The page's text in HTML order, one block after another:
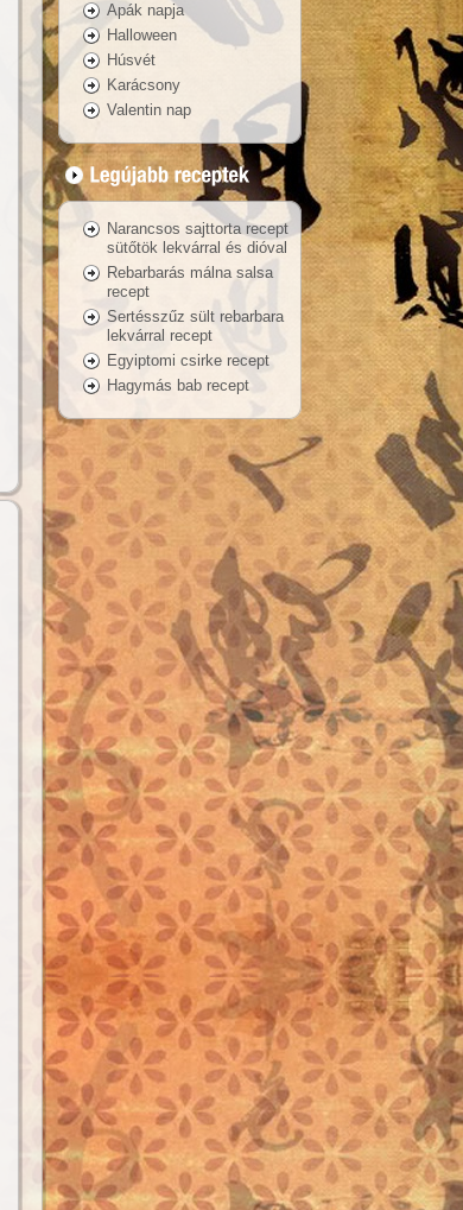
Apák napja
Halloween
Húsvét
Karácsony
Valentin nap
Narancsos sajttorta recept
sütőtök lekvárral és dióval
Rebarbarás málna salsa
recept
Sertésszűz sült rebarbara
lekvárral recept
Egyiptomi csirke recept
Hagymás bab recept